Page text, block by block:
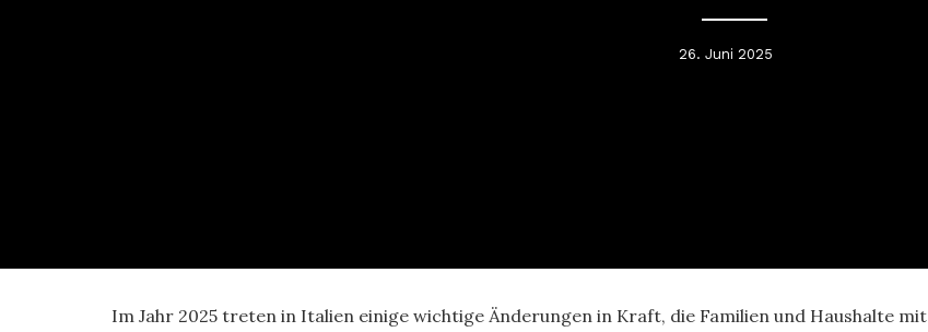
26. Juni 2025
Im Jahr 2025 treten in Italien einige wichtige Änderungen in Kraft, die Familien und Haushalte mit